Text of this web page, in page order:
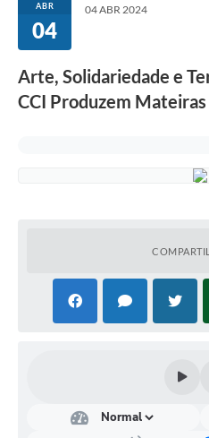
Vídeos
Ouvidoria
Contas Públicas
Telefones Úteis
ABR
04
04 ABR 2024
Arte, Solidariedade e
CCI Produzem